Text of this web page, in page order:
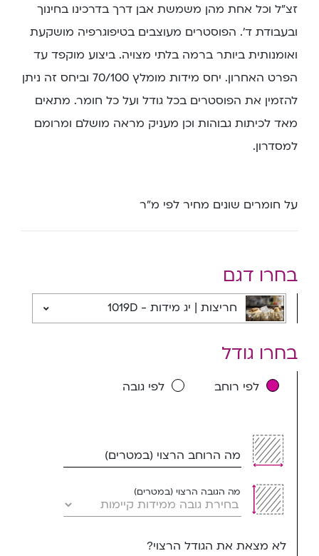
זצ”ל וכל אחת מהן משמשת אבן דרך בדרכינו בחינוך
ובעבודת ד’. הפוסטרים מעוצבים בטיפוגרפיה מושקעת
ואומנותית ביותר ברמה בלתי מצויה. ביצוע מוקפד עד
הפרט האחרון. יחס מידות מומלץ 70/100 וביחס זה ניתן
להזמין את הפוסטרים בכל גודל ועל כל חומר. מתאים
מאד לכיתות גבוהות וכן מעניק מראה מושלם ומרומם
למסדרון.
על חומרים שונים מחיר לפי מ”ר
בחרו דגם
בחרו גודל
לפי רוחב לפי גובה
מה הרוחב הרצוי (במטרים)
מה הגובה הרצוי (במטרים)
לא מצאת את הגודל הרצוי?